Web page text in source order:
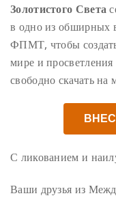
Золотистого Света
в одно из обширных
ФПМТ, чтобы
мире и
свободно скачать
С ликованием и
Ваши друзья из